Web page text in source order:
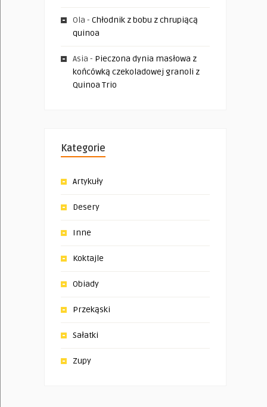
Ola - Chłodnik z bobu z chrupiącą
quinoa
Asia - Pieczona dynia masłowa z
końcówką czekoladowej granoli z
Quinoa Trio
Kategorie
Artykuły
Desery
Inne
Koktajle
Obiady
Przekąski
Sałatki
Zupy